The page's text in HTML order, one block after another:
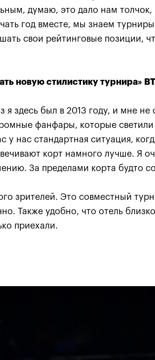
думаю, это дало нам
год вместе, мы знаем
свои рейтинговые позиции,
новую стилистику турнира»
я здесь был в 2013 году, и мне не
фанфары, которые светили
у нас стандартная ситуация,
корт намного лучше. Я
За пределами корта будто
зрителей. Это совместный
Также удобно, что отель
приехали.
вход в СК
Кремля»,